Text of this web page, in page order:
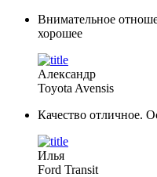
Внимательное
хорошее
Александр
Toyota Avensis
Качество отличное.
Илья
Ford Transit